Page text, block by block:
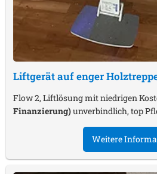
Liftgerät auf enger
Flow 2, Liftlösung mit niedrigen
Finanzierung)unverbindlich, top
Weitere